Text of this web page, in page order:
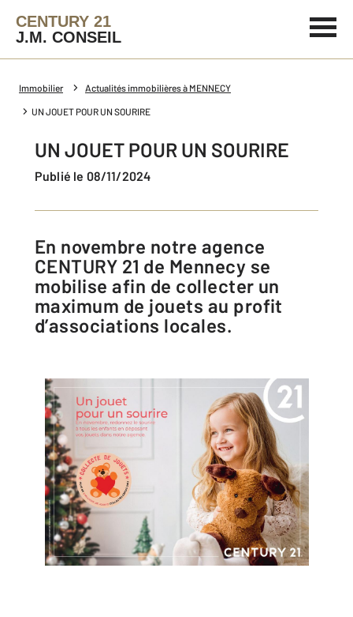
CENTURY 21
J.M. CONSEIL
Immobilier Actualités immobilières à MENNECY
UN JOUET POUR UN SOURIRE
UN JOUET POUR UN SOURIRE
Publié le 08/11/2024
En novembre notre agence
CENTURY 21 de Mennecy se
mobilise afin de collecter un
maximum de jouets au profit
d’associations locales.